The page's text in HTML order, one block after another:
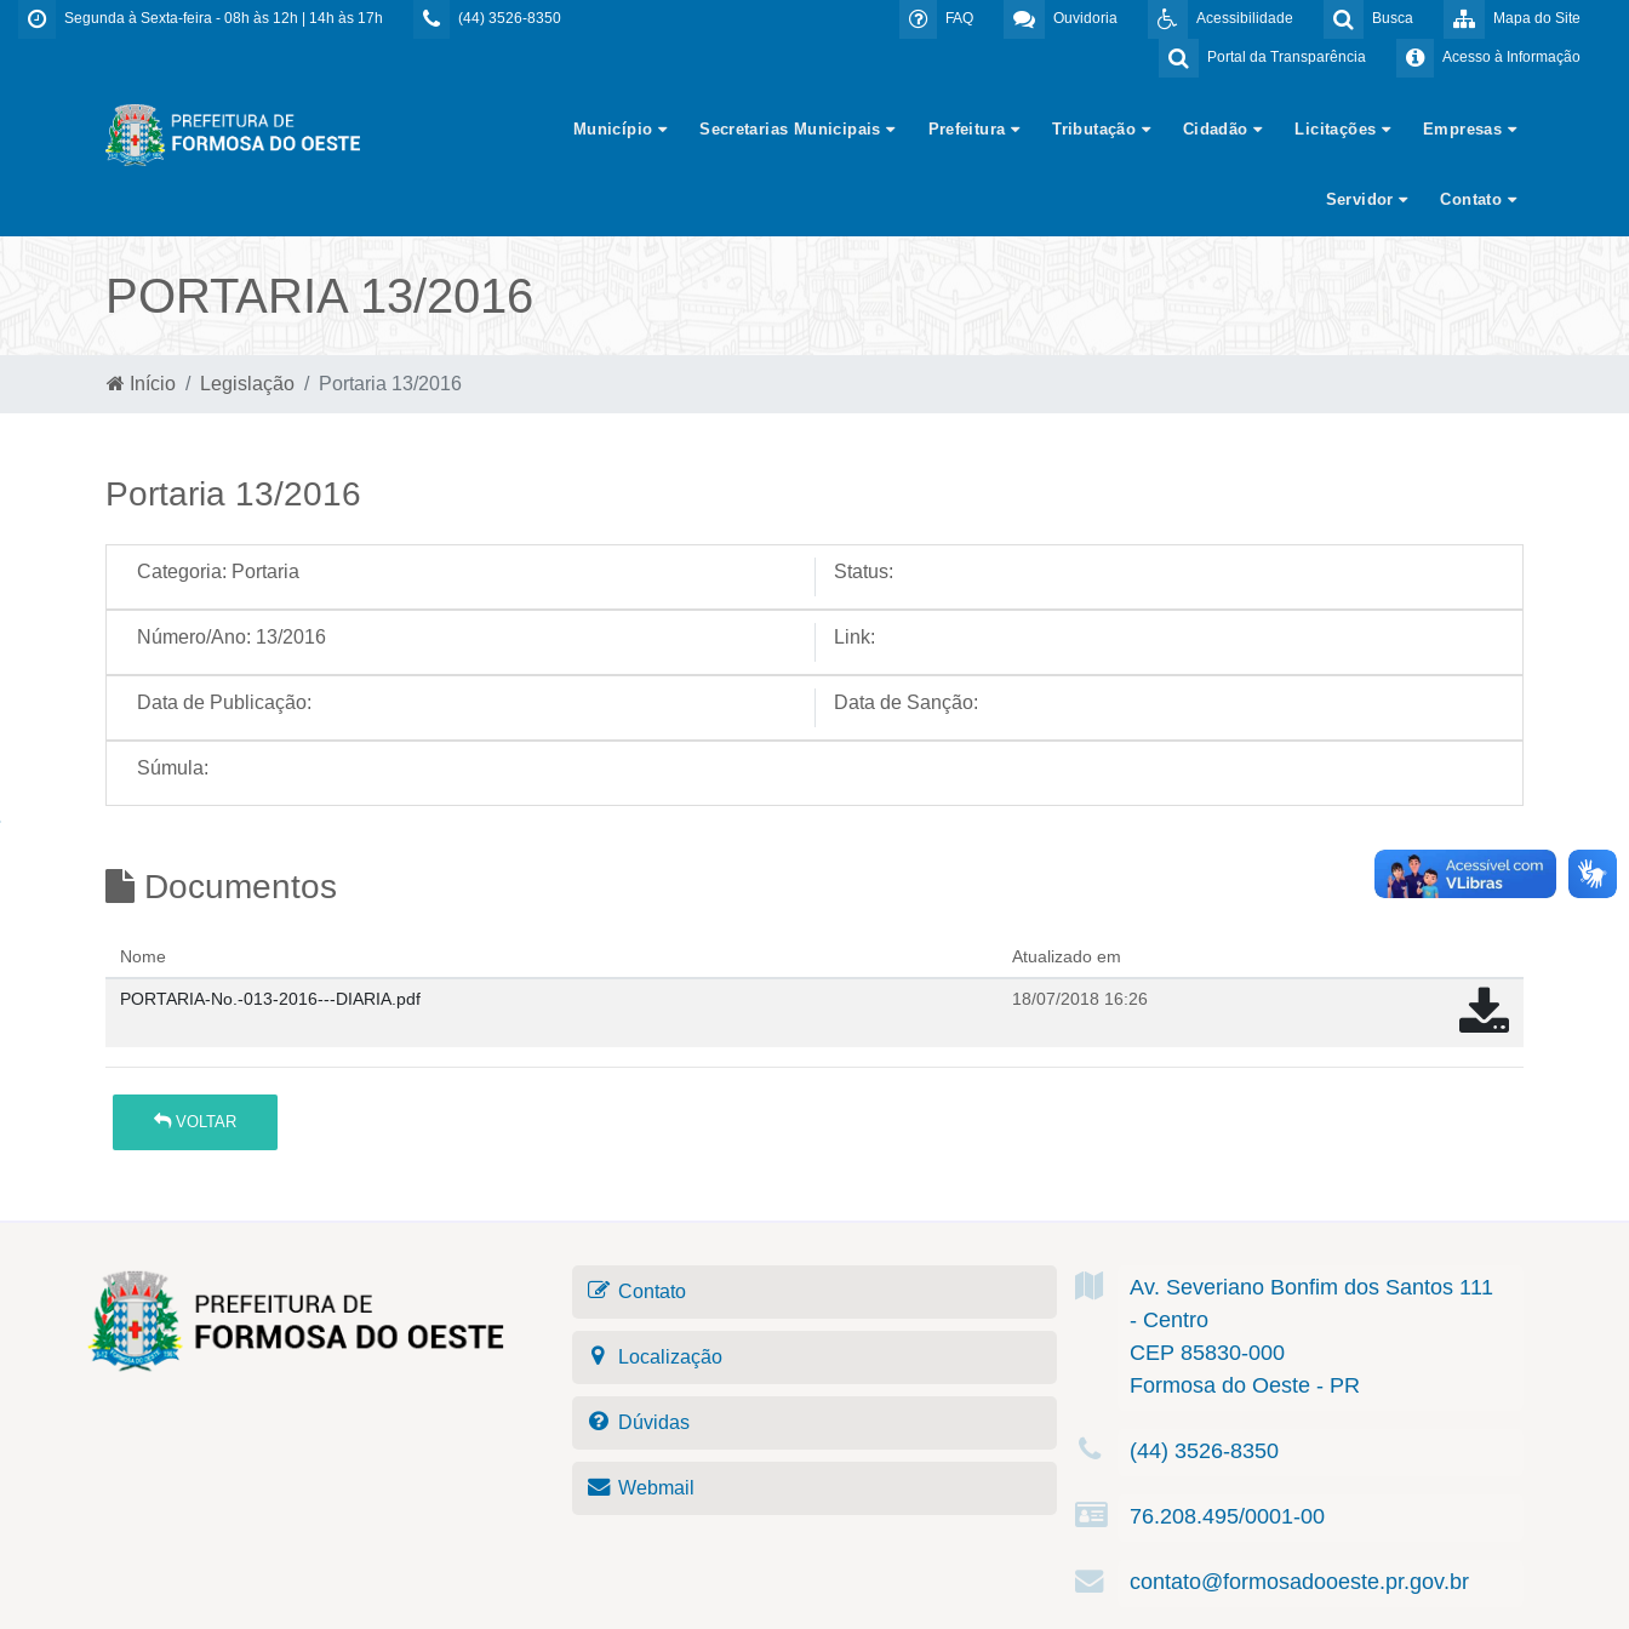
Segunda à Sexta-feira - 08h às 12h | 14h às 17h (44) 3526-8350 Mapa do Site
Busca
Acessibilidade
Ouvidoria
FAQ
Acesso à Informação
Portal da Transparência
Município Secretarias Municipais Prefeitura Tributação Cidadão Licitações Empresas
Servidor Contato
PORTARIA 13/2016
Início Legislação Portaria 13/2016
Portaria 13/2016
Categoria: Portaria Status:
Número/Ano: 13/2016 Link:
Data de Publicação: Data de Sanção:
Súmula:
Documentos
Nome Atualizado em
PORTARIA-No.-013-2016---DIARIA.pdf 18/07/2018 16:26
VOLTAR
Contato
Localização
Dúvidas
Webmail
Av. Severiano Bonfim dos Santos 111
- Centro
CEP 85830-000
Formosa do Oeste - PR
(44) 3526-8350
76.208.495/0001-00
contato@formosadooeste.pr.gov.br